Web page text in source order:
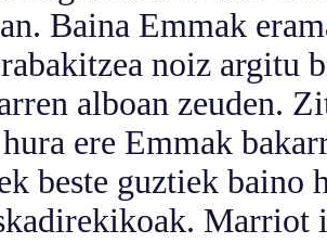
Baina Emmak
noiz argitu
alboan zeuden.
ere Emmak
guztiek baino
Marriot